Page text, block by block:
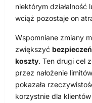
niektórym działalność
wciąż pozostaje on
Wspomniane zmiany
zwiększyć
koszty. Ten drugi cel
przez nałożenie
pokazała
korzystnie dla